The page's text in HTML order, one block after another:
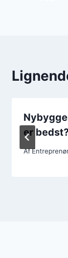
er
Af